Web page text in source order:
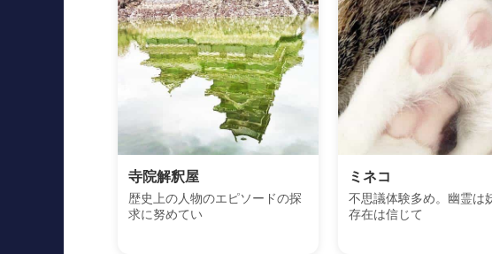
寺院解釈屋
歴史上の人物のエピソードの探
求に努めてい
ミネコ
不思議体験多め。幽霊は
存在は信じて